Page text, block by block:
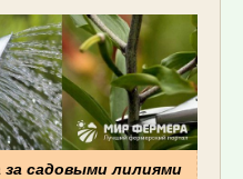
садовыми лилиями